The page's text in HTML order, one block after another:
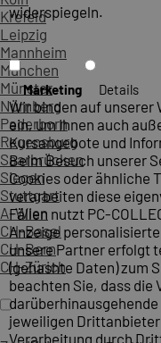
Krefeld
Leipzig
Mannheim
München
Münster
Nürnberg
Paderborn
Regensburg
Saarbrücken
Siegen
Stuttgart
A-Wien
CH-Basel
CH-Bern
CH-Zürich
widerspiegeln.
Marketing Details
Wir binden auf unserer
ein, um Ihnen auch
Kursangebote und
Beim Besuch unserer
Cookies oder ähnliche
verarbeiten diese
Fällen nutzt PC-
Anzeige
unsere Partner erfolgt
(gehashte Daten) zum
beachten Sie, dass die
jeweiligen
Verarbeitung durch